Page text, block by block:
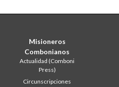
Misioneros
Combonianos
Actualidad (Comboni
Press)
Circunscripciones